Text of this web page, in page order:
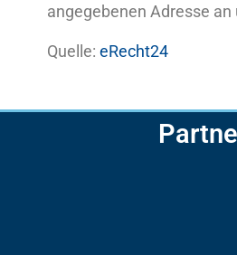
angegebenen Adresse an
Quelle:eRecht24